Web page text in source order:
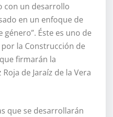
con un desarrollo
en un enfoque de
Éste es uno de
la Construcción de
firmarán la
de Jaraíz de la Vera
que se desarrollarán